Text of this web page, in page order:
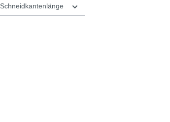
Schneidkantenlänge